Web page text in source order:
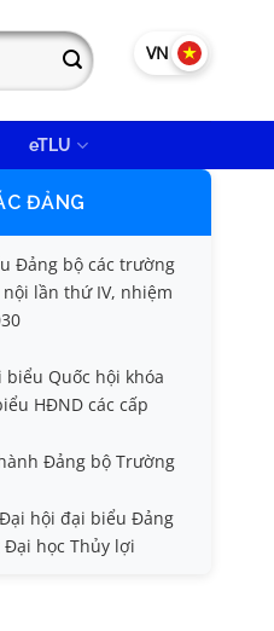
VN EN
eTLU
ĐẢNG
Đảng bộ các trường
lần thứ IV, nhiệm
biểu Quốc hội khóa
HĐND các cấp
Đảng bộ Trường
hội đại biểu Đảng
học Thủy lợi